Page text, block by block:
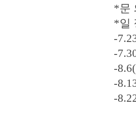
*문
*일
-
-
-
-
-